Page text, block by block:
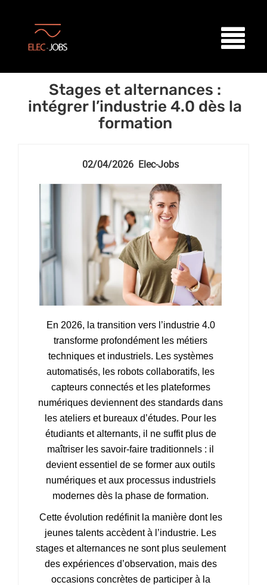
Stages et alternances :
intégrer l’industrie 4.0 dès la
formation
02/04/2026 Elec-Jobs
En 2026, la transition vers l’industrie 4.0
transforme profondément les métiers
techniques et industriels. Les systèmes
automatisés, les robots collaboratifs, les
capteurs connectés et les plateformes
numériques deviennent des standards dans
les ateliers et bureaux d’études. Pour les
étudiants et alternants, il ne suffit plus de
maîtriser les savoir-faire traditionnels : il
devient essentiel de se former aux outils
numériques et aux processus industriels
modernes dès la phase de formation.
Cette évolution redéfinit la manière dont les
jeunes talents accèdent à l’industrie. Les
stages et alternances ne sont plus seulement
des expériences d’observation, mais des
occasions concrètes de participer à la